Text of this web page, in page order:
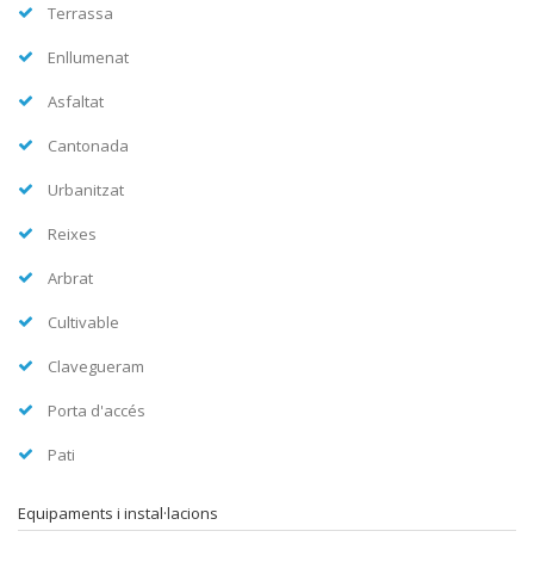
Terrassa
Enllumenat
Asfaltat
Cantonada
Urbanitzat
Reixes
Arbrat
Cultivable
Clavegueram
Porta d'accés
Pati
Equipaments i instal·lacions